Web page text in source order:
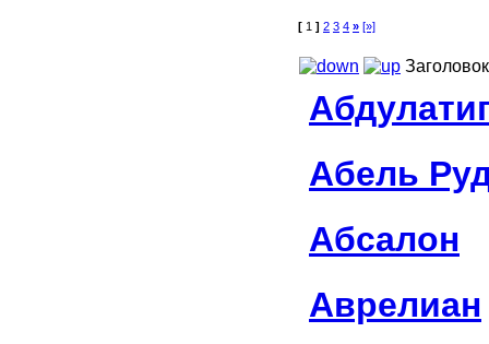
[ 1 ] 2 3 4 » [»]
Заголовок
Абель
Абсалон
Аврелиан